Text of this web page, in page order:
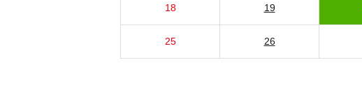
18 19
25 26